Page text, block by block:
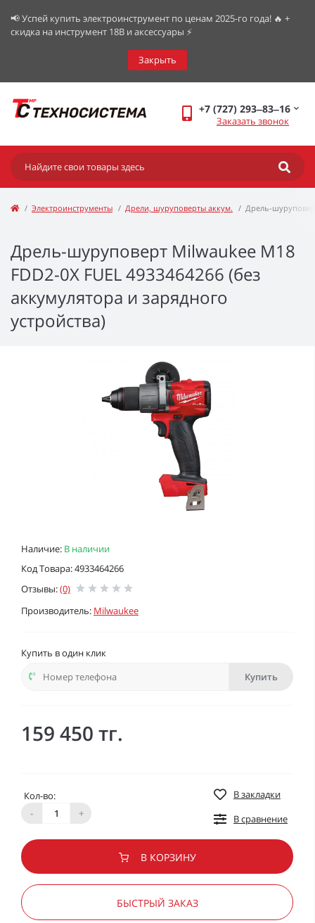
📢 Успей купить электроинструмент по ценам 2025-го года! 🔥 +
скидка на инструмент 18В и аксессуары ⚡️
Закрыть
+7 (727) 293‒83‒16
Заказать звонок
Электроинструменты Дрели, шуруповерты аккум. Дрель-
Дрель-шуруповерт Milwaukee M18
FDD2-0X FUEL 4933464266 (без
аккумулятора и зарядного
устройства)
Наличие: В наличии
Код Товара: 4933464266
Отзывы:(0)
Производитель: Milwaukee
Купить в один клик
Купить
159 450 тг.
Кол-во:
-
+
В закладки
В сравнение
В КОРЗИНУ
БЫСТРЫЙ ЗАКАЗ